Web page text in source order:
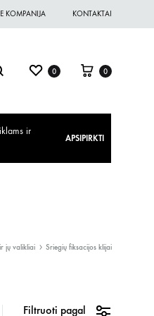
KOMPANIJA KONTAKTAI
0 0
ir
APSIPIRKTI
jų valikliai Sriegių fiksacijos klijai
Filtruoti pagal